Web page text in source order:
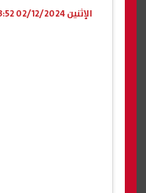
الإثنين 02/12/2024 03:52 م